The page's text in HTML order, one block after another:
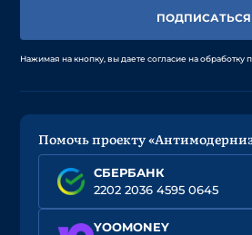
ПОДПИСАТЬСЯ
Нажимая на кнопку, вы даете согласие на обработку
Помочь проекту
СБЕРБАНК
2202 2036 4595 0645
YOOMONEY